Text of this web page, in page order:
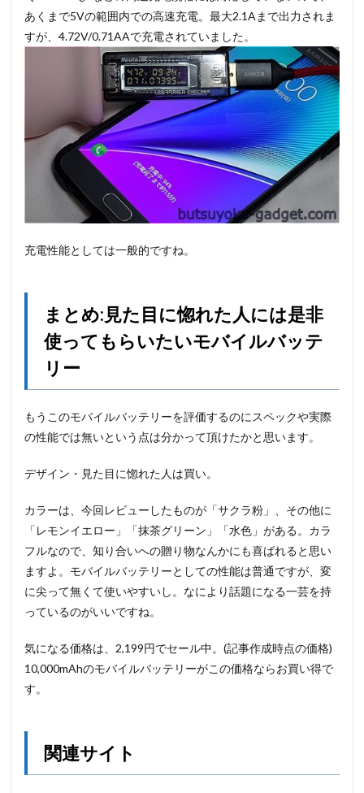
あくまで5Vの範囲内での高速充電。最大2.1Aまで出力されま
すが、4.72V/0.71AAで充電されていました。
充電性能としては一般的ですね。
まとめ:見た目に惚れた人には是非
使ってもらいたいモバイルバッテ
リー
もうこのモバイルバッテリーを評価するのにスペックや実際
の性能では無いという点は分かって頂けたかと思います。
デザイン・見た目に惚れた人は買い。
カラーは、今回レビューしたものが「サクラ粉」、その他に
「レモンイエロー」「抹茶グリーン」「水色」がある。カラ
フルなので、知り合いへの贈り物なんかにも喜ばれると思い
ますよ。モバイルバッテリーとしての性能は普通ですが、変
に尖って無くて使いやすいし。なにより話題になる一芸を持
っているのがいいですね。
気になる価格は、2,199円でセール中。(記事作成時点の価格)
10,000mAhのモバイルバッテリーがこの価格ならお買い得で
す。
関連サイト